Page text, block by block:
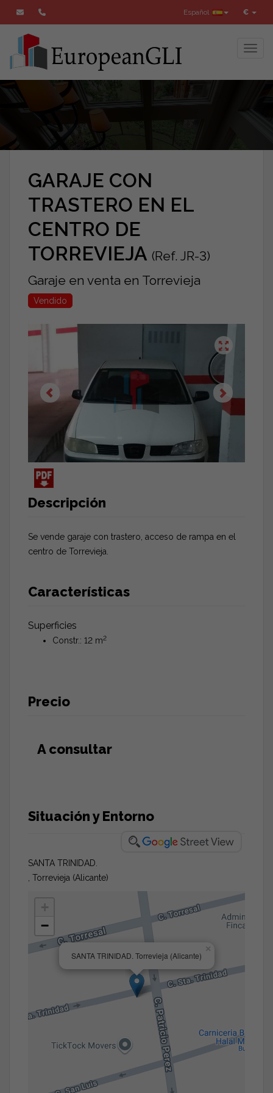
€
Español
GARAJE CON
TRASTERO EN EL
CENTRO DE
TORREVIEJA (Ref. JR-3)
Garaje en venta en Torrevieja
Vendido
Descripción
Se vende garaje con trastero, acceso de rampa en el
centro de Torrevieja.
Características
Superficies
Constr.: 12 m2
Precio
A consultar
Situación y Entorno
SANTA TRINIDAD.
, Torrevieja (Alicante)
SANTA TRINIDAD. Torrevieja (Alicante)
×
−